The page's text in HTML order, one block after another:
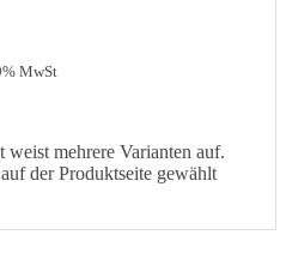
MwSt
weist mehrere Varianten auf.
der Produktseite gewählt